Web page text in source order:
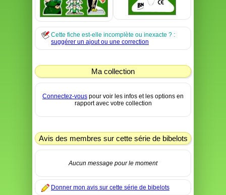
Cette fiche est-elle incomplète ou inexacte ? :
suggérer un ajout ou une correction
Ma collection
Connectez-vous pour voir les infos et les options en
rapport avec votre collection
Avis des membres sur cette série de bibelots
Aucun message pour le moment
Donner mon avis sur cette série de bibelots